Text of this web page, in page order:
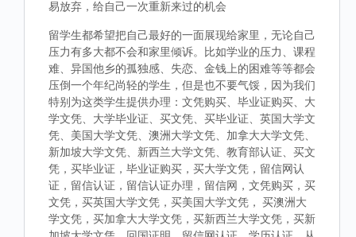
易放弃，给自己一次重新来过的机会
留学生都希望把自己最好的一面展现给家里，无论自己
压力有多大都不会和家里倾诉。比如学业的压力、课程
难、异国他乡的孤独感、失恋、金钱上的困难等等都会
压倒一个年纪尚轻的学生，但是也不要气馁，因为我们
特别为这类学生提供办理：文凭购买、毕业证购买、大
学文凭、大学毕业证、买文凭、买毕业证、英国大学文
凭、美国大学文凭、澳洲大学文凭、加拿大大学文凭、
新加坡大学文凭、新西兰大学文凭、教育部认证、买文
凭，买毕业证，毕业证购买，买大学文凭，留信网认
证，留信认证，留信认证办理，留信网，文凭购买，买
文凭，买英国大学文凭，买美国大学文凭， 买澳洲大
学文凭，买加拿大大学文凭，买新西兰大学文凭，买新